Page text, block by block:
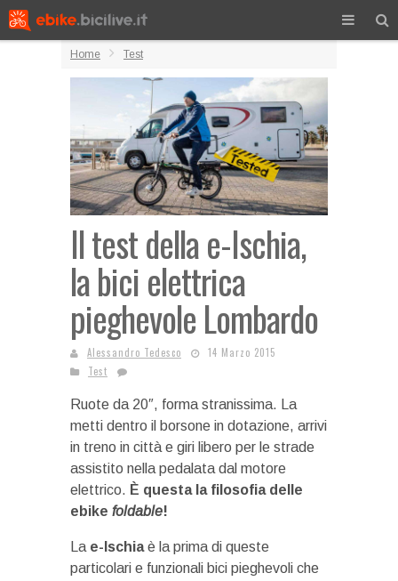
Home Test
Il test della e-Ischia,
la bici elettrica
pieghevole Lombardo
Alessandro Tedesco
14 Marzo 2015
Test
Ruote da 20″, forma stranissima. La
metti dentro il borsone in dotazione, arrivi
in treno in città e giri libero per le strade
assistito nella pedalata dal motore
elettrico. È questa la filosofia delle
ebike foldable!
La e-Ischiaè la prima di queste
particolari e funzionali bici pieghevoli che